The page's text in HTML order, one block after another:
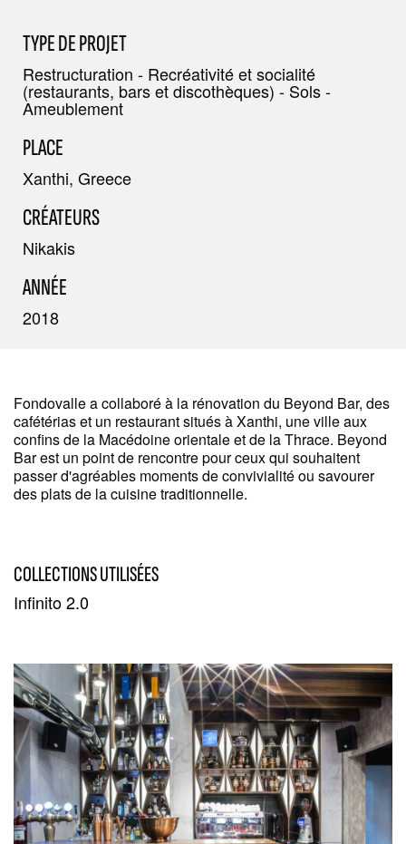
TYPE DE PROJET
Restructuration - Recréativité et socialité
(restaurants, bars et discothèques) - Sols -
Ameublement
PLACE
Xanthi, Greece
CRÉATEURS
Nikakis
ANNÉE
2018
Fondovalle a collaboré à la rénovation du Beyond Bar, des
cafétérias et un restaurant situés à Xanthi, une ville aux
confins de la Macédoine orientale et de la Thrace. Beyond
Bar est un point de rencontre pour ceux qui souhaitent
passer d'agréables moments de convivialité ou savourer
des plats de la cuisine traditionnelle.
COLLECTIONS UTILISÉES
Infinito 2.0